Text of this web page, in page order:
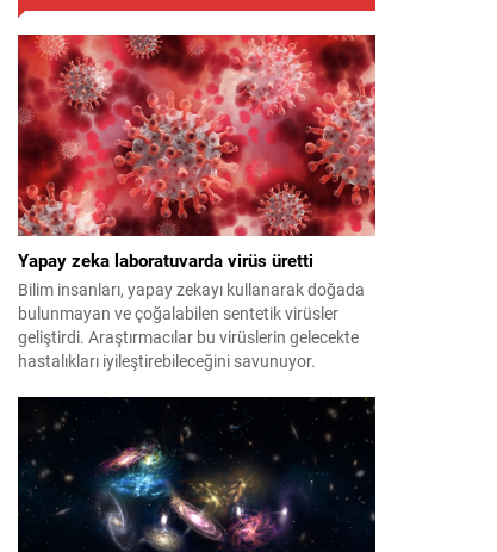
Yapay zeka laboratuvarda virüs üretti
Bilim insanları, yapay zekayı kullanarak doğada
bulunmayan ve çoğalabilen sentetik virüsler
geliştirdi. Araştırmacılar bu virüslerin gelecekte
hastalıkları iyileştirebileceğini savunuyor.